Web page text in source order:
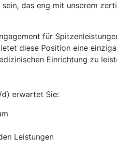
das eng mit unserem
für
diese Position eine
Einrichtung zu
erwartet Sie:
Leistungen